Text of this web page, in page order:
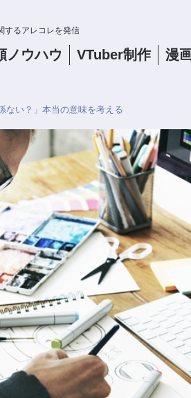
するアレコレを発信
ノウハウ VTuber制作 漫
ない？」本当の意味を考える